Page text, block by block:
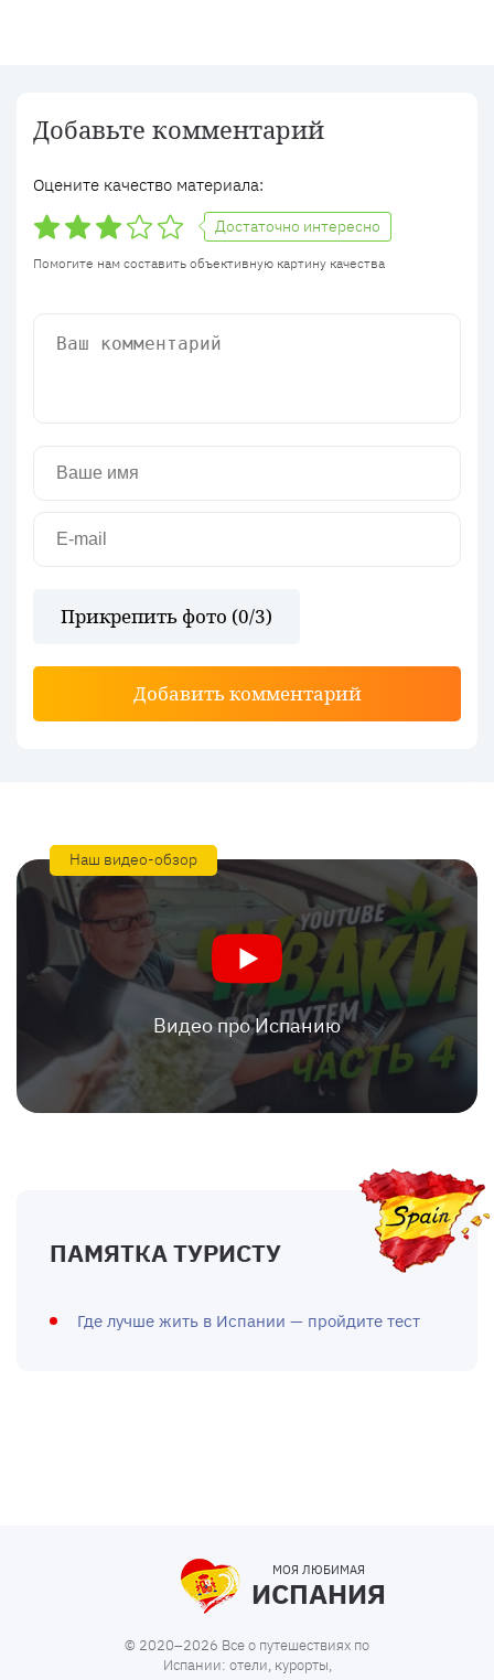
Добавьте комментарий
Оцените качество материала:
Достаточно интересно
Помогите нам составить объективную картину качества
Прикрепить фото (0/3)
Добавить комментарий
Наш видео-обзор
Видео про Испанию
ПАМЯТКА ТУРИСТУ
Где лучше жить в Испании — пройдите тест
МОЯ ЛЮБИМАЯ
ИСПАНИЯ
© 2020–2026 Все о путешествиях по
Испании: отели, курорты,